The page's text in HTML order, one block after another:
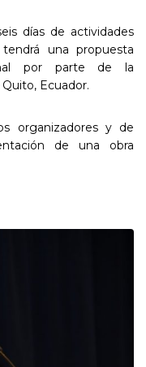
días de actividades
una propuesta
por parte de la
Ecuador.
organizadores y de
de una obra